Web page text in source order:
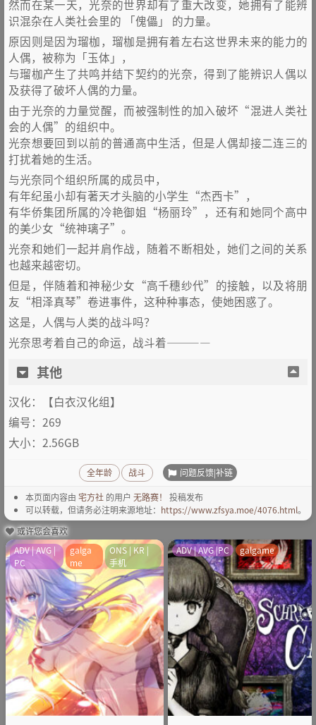
然而在某一天，光奈的世界却有了重大改变，她拥有了能辨
识混杂在人类社会里的 「傀儡」 的力量。
原因则是因为瑠枷，瑠枷是拥有着左右这世界未来的能力的
人偶，被称为「玉体」，
与瑠枷产生了共鸣并结下契约的光奈，得到了能辨识人偶以
及获得了破坏人偶的力量。
由于光奈的力量觉醒，而被强制性的加入破坏“混进人类社
会的人偶”的组织中。
光奈想要回到以前的普通高中生活，但是人偶却接二连三的
打扰着她的生活。
与光奈同个组织所属的成员中，
有年纪虽小却有著天才头脑的小学生“杰西卡”，
有华侨集团所属的冷艳御姐“杨丽玲”，还有和她同个高中
的美少女“统神璃子”。
光奈和她们一起并肩作战，随着不断相处，她们之间的关系
也越来越密切。
但是，伴随着和神秘少女“高千穗纱代”的接触，以及将朋
友“相泽真琴”卷进事件，这种种事态，使她困惑了。
这是，人偶与人类的战斗吗？
光奈思考着自己的命运，战斗着————
其他
汉化：【白衣汉化组】
编号：269
大小：2.56GB
全年龄 战斗 问题反馈|补链
本页面内容由 宅方社 的用户 无路赛！
投稿发布
可以转载，但请务必注明来源地址： https://www.zfsya.moe/4076.html。
或许您会喜欢
ADV | AVG |
PC
galga
me
ONS | KR |
手机
ADV | AVG |PC galgame